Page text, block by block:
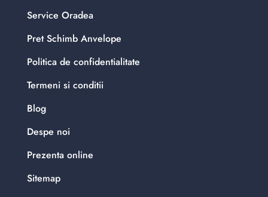
Service Oradea
Pret Schimb Anvelope
Politica de confidentialitate
Termeni si conditii
Blog
Despe noi
Prezenta online
Sitemap